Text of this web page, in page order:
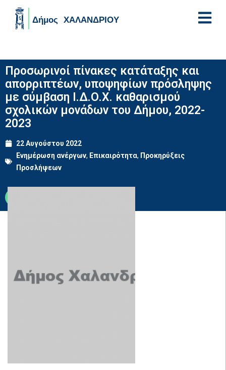
Προσωρινοί πίνακες κατάταξης και
απορριπτέων, υποψηφίων πρόσληψης
με σύμβαση Ι.Δ.Ο.Χ. καθαρισμού
σχολικών μονάδων του Δήμου, 2022-
2023
22 Αυγούστου 2022
Ενημέρωση ανέργων, Επικαιρότητα, Προκηρύξεις
Προσλήψεων